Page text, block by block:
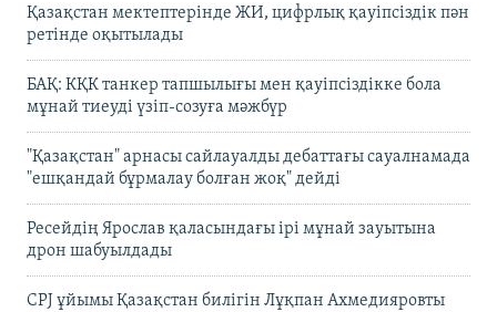
Қазақстан мектептерінде ЖИ, цифрлық қауіпсіздік пән
ретінде оқытылады
БАҚ: КҚК танкер тапшылығы мен қауіпсіздікке бола
мұнай тиеуді үзіп-созуға мәжбүр
"Қазақстан" арнасы сайлауалды дебаттағы сауалнамада
"ешқандай бұрмалау болған жоқ" дейді
Ресейдің Ярослав қаласындағы ірі мұнай зауытына
дрон шабуылдады
CPJ ұйымы Қазақстан билігін Лұқпан Ахмедияровты